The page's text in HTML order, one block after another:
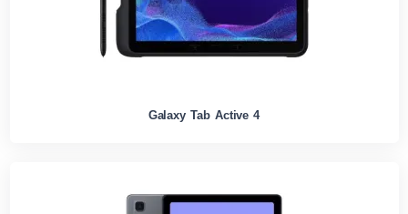
Galaxy Tab Active 4